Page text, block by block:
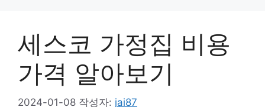
세스코 가정집 비용
가격 알아보기
2024-01-08 작성자: jai87